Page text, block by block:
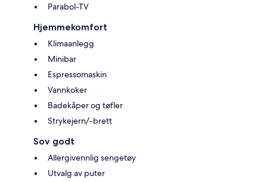
Parabol-TV
Hjemmekomfort
Klimaanlegg
Minibar
Espressomaskin
Vannkoker
Badekåper og tøfler
Strykejern/-brett
Sov godt
Allergivennlig sengetøy
Utvalg av puter